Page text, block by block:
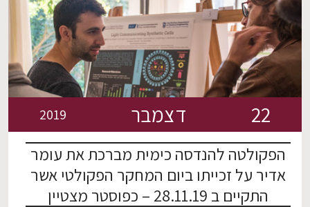
22 דצמבר 2019
הפקולטה להנדסה כימית מברכת את עומר
אדיר על זכייתו ביום המחקר הפקולטי אשר
התקיים ב 28.11.19 – כפוסטר מצטיין